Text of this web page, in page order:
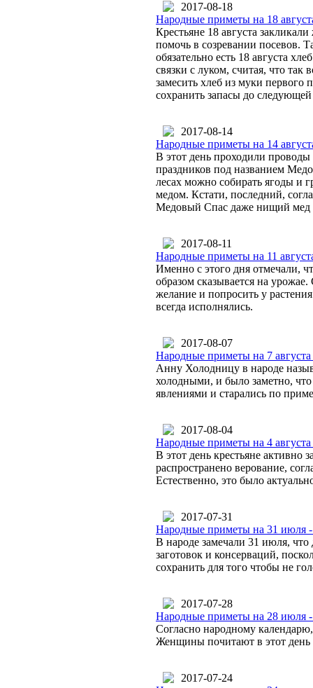
2017-08-18
Народные приметы на 18
Крестьяне 18 августа
помочь в созревании посевов.
обязательно есть 18 августа
связки с луком, считая, что так
замесить хлеб из муки первого
сохранить запасы до
2017-08-14
Народные приметы на 14
В этот день проходили проводы
праздников под названием
лесах можно собирать ягоды и
медом. Кстати, последний,
Медовый Спас даже нищий мед
2017-08-11
Народные приметы на 11
Именно с этого дня отмечали,
образом сказывается на
желание и попросить у
всегда исполнялись.
2017-08-07
Народные приметы на 7
Анну Холодницу в народе
холодными, и было заметно,
явлениями и старались по
2017-08-04
Народные приметы на 4
В этот день крестьяне активно
распространено верование,
Естественно, это было
2017-07-31
Народные приметы на 31 июля
В народе замечали 31 июля,
заготовок и консерваций,
сохранить для того чтобы не
2017-07-28
Народные приметы на 28 июля
Согласно народному
Женщины почитают в этот день
2017-07-24